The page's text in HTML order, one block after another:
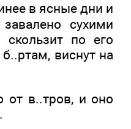
в ясные дни и
сухими
по его
виснут на
от в..тров, и оно